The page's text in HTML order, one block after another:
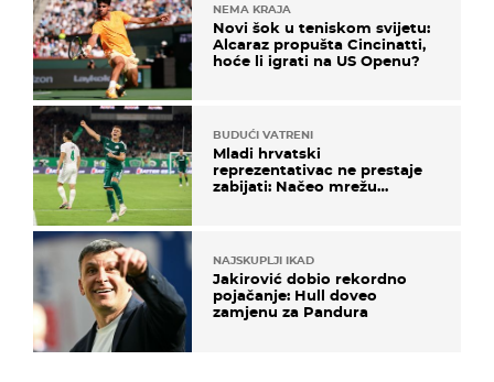
NEMA KRAJA
Novi šok u teniskom svijetu:
Alcaraz propušta Cincinatti,
hoće li igrati na US Openu?
BUDUĆI VATRENI
Mladi hrvatski
reprezentativac ne prestaje
zabijati: Načeo mrežu
NAJSKUPLJI IKAD
Jakirović dobio rekordno
pojačanje: Hull doveo
zamjenu za Pandura